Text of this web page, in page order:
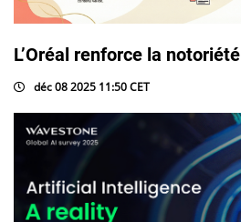
L’Oréal renforce la notoriété
déc 08 2025 11:50 CET